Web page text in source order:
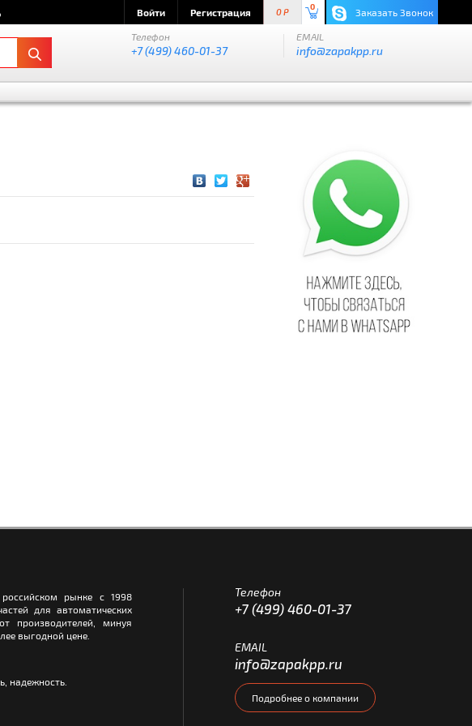
Войти Регистрация 0 P
0 Заказать Звонок
Телефон
+7 (499) 460-01-37
EMAIL
info@zapakpp.ru
рынке с 1998
для автоматических
производителей, минуя
выгодной цене.
надежность.
Телефон
+7 (499) 460-01-37
EMAIL
info@zapakpp.ru
Подробнее о компании